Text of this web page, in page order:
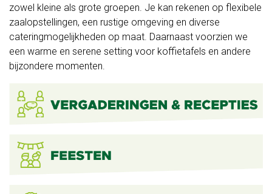
en
workshops
Feest
ons
Voor
zowel kleine als grote groepen. Je kan rekenen op flexibele
zaalopstellingen, een rustige omgeving en diverse
cateringmogelijkheden op maat. Daarnaast voorzien we
een warme en serene setting voor koffietafels en andere
bijzondere momenten.